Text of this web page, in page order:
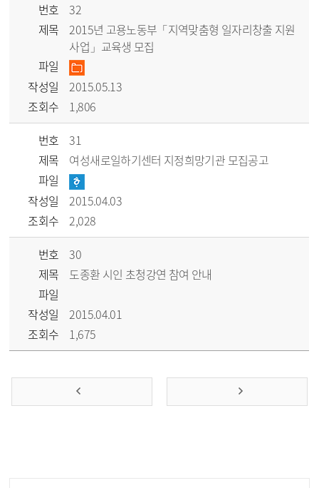
번호
32
제목
2015년 고용노동부「지역맞춤형 일자리창출 지원
사업」교육생 모집
파일
작성일
2015.05.13
조회수
1,806
번호
31
제목
여성새로일하기센터 지정희망기관 모집공고
파일
작성일
2015.04.03
조회수
2,028
번호
30
제목
도종환 시인 초청강연 참여 안내
파일
작성일
2015.04.01
조회수
1,675